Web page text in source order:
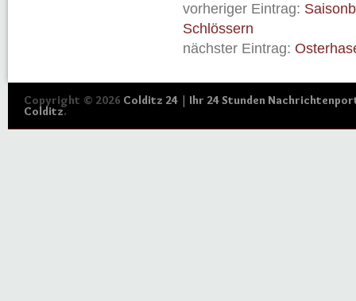
vorheriger Eintrag:
Schlössern
nächster Eintrag:
Copyright © 2026 Colditz 24 | Ihr 24 Stunden
Colditz.